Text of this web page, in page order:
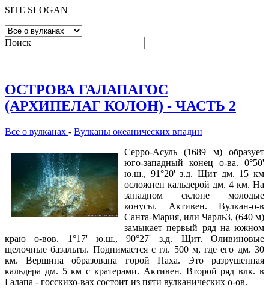
SITE SLOGAN
Поиск
ОСТРОВА ГАЛАПАГОС
(АРХИПЕЛАГ КОЛОН) - ЧАСТЬ 2
Всё о вулканах - Вулканы океанических впадин
Серро-Асуль (1689 м) образует
юго-западный конец о-ва. 0°50'
ю.ш., 91°20' з.д. Щит дм. 15 км
осложнен кальдерой дм. 4 км. На
западном склоне молодые
конусы. Активен. Вулкан-о-в
Санта-Мария, или ЧарльЗ, (640 м)
замыкает первый ряд на южном
краю о-вов. 1°17' ю.ш., 90°27' з.д. Щит. Оливиновые
щелочные базальты. Поднимается с гл. 500 м, где его дм. 30
км. Вершина образована горой Паха. Это разрушенная
кальдера дм. 5 км с кратерами. Активен. Второй ряд влк. в
Галапа - госскихо-вах состоит из пяти вулканических о-ов.